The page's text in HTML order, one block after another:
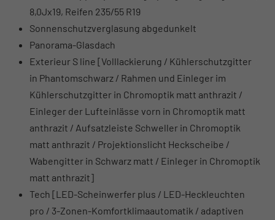
8,0Jx19, Reifen 235/55 R19
Sonnenschutzverglasung abgedunkelt
Panorama-Glasdach
Exterieur S line [Volllackierung / Kühlerschutzgitter
in Phantomschwarz / Rahmen und Einleger im
Kühlerschutzgitter in Chromoptik matt anthrazit /
Einleger der Lufteinlässe vorn in Chromoptik matt
anthrazit / Aufsatzleiste Schweller in Chromoptik
matt anthrazit / Projektionslicht Heckscheibe /
Wabengitter in Schwarz matt / Einleger in Chromoptik
matt anthrazit]
Tech [LED-Scheinwerfer plus / LED-Heckleuchten
pro / 3-Zonen-Komfortklimaautomatik / adaptiven